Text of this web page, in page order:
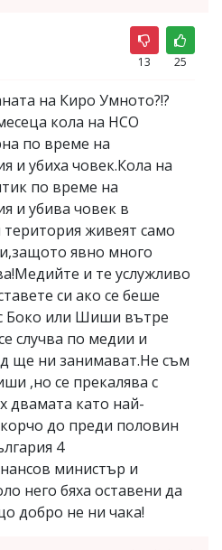
13 25
на Киро Умното?!?
кола на НСО
по време на
и убиха човек.Кола на
по време на
и убива човек в
територия живеят само
явно много
и те услужливо
си ако се беше
Боко или Шиши вътре
случва по медии и
ще ни занимават.Не съм
,но се прекалява с
двамата като най-
до преди половин
4
министър и
него бяха оставени да
добро не ни чака!